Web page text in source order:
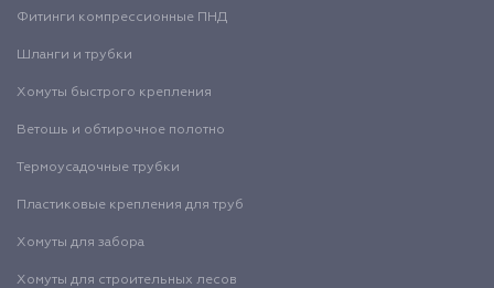
Фитинги компрессионные ПНД
Шланги и трубки
Хомуты быстрого крепления
Ветошь и обтирочное полотно
Термоусадочные трубки
Пластиковые крепления для труб
Хомуты для забора
Хомуты для строительных лесов